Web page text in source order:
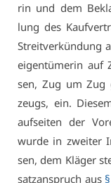
rin und dem
lung des
Streit­ver­kün­dung
ei­gen­tü­me­rin auf
sen, Zug um Zug
zeugs, ein.
auf­sei­ten der
wur­de in zwei­ter
sen, dem Klä­ger
satz­an­spruch aus